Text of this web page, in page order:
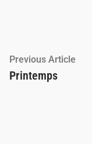
Navigation
de
Previous Article
Printemps